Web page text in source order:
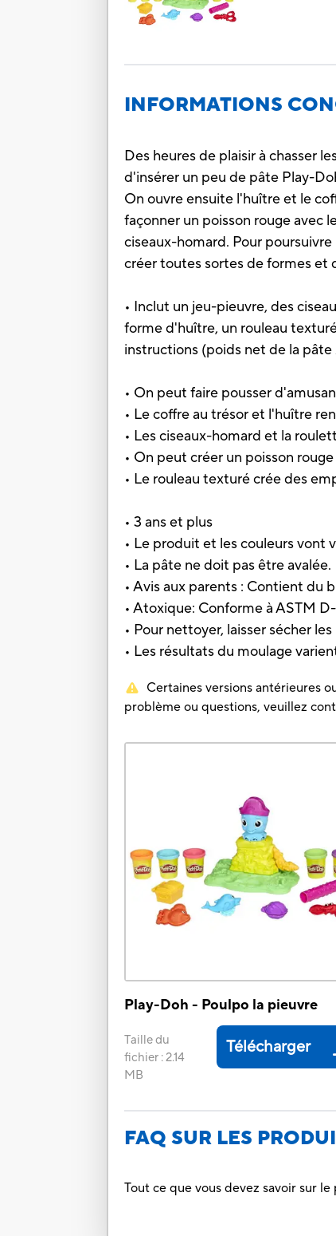
INFORMATIONS
Des heures de plaisir à chasser
d'insérer un peu de pâte Play-
On ouvre ensuite l'huître et le
façonner un poisson rouge avec
ciseaux-homard. Pour
créer toutes sortes de formes et
• Inclut un jeu-pieuvre, des
forme d'huître, un rouleau
instructions (poids net de la
• On peut faire pousser
• Le coffre au trésor et l'huître
• Les ciseaux-homard et la
• On peut créer un poisson
• Le rouleau texturé crée des
• 3 ans et plus
• Le produit et les couleurs vont
• La pâte ne doit pas être avalée.
• Avis aux parents : Contient du
• Atoxique: Conforme à ASTM
• Pour nettoyer, laisser sécher
• Les résultats du moulage
Certaines versions antérieures
problème ou questions, veuillez
Play-Doh - Poulpo la pieuvre
Taille du
fichier :2.14
MB
Télécharger
FAQ SUR LES
Tout ce que vous devez savoir sur